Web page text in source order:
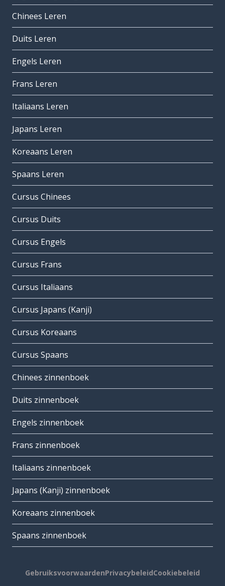
Chinees Leren
Duits Leren
Engels Leren
Frans Leren
Italiaans Leren
Japans Leren
Koreaans Leren
Spaans Leren
Cursus Chinees
Cursus Duits
Cursus Engels
Cursus Frans
Cursus Italiaans
Cursus Japans (Kanji)
Cursus Koreaans
Cursus Spaans
Chinees zinnenboek
Duits zinnenboek
Engels zinnenboek
Frans zinnenboek
Italiaans zinnenboek
Japans (Kanji) zinnenboek
Koreaans zinnenboek
Spaans zinnenboek
GebruiksvoorwaardenPrivacybeleidCookiebeleid